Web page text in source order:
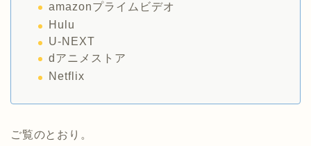
amazonプライムビデオ
Hulu
U-NEXT
dアニメストア
Netflix
ご覧のとおり。